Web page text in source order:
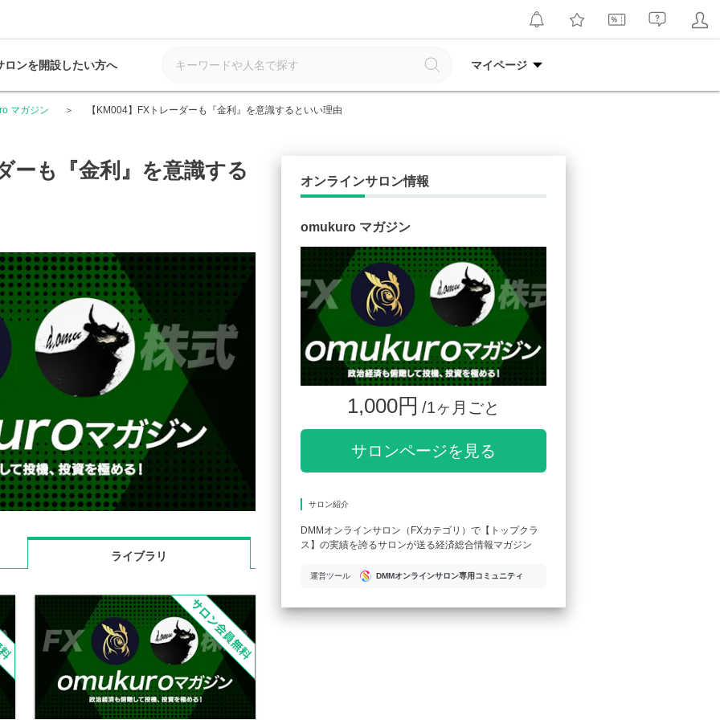
ロンを開設したい方へ マイページ
マガジン 【KM004】FXトレーダーも『金利』を意識するといい理由
ーも『金利』を意識する
ライブラリ
オンラインサロン情報
omukuro マガジン
1,000円 /1ヶ月ごと
サロンページを見る
サロン紹介
DMMオンラインサロン（FXカテゴリ）で【トップクラ
ス】の実績を誇るサロンが送る経済総合情報マガジン
運営ツール DMMオンラインサロン専用コミュニティ